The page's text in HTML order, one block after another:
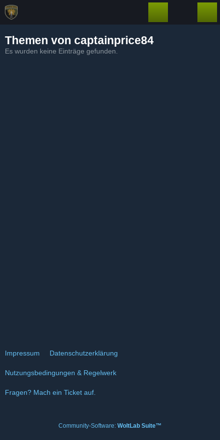
Themen von captainprice84
Es wurden keine Einträge gefunden.
Impressum Datenschutzerklärung
Nutzungsbedingungen & Regelwerk
Fragen? Mach ein Ticket auf.
Community-Software: WoltLab Suite™